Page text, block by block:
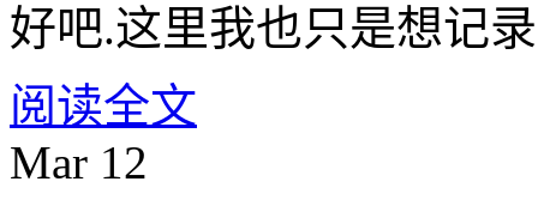
好吧.这里我也只是想记
阅读全文
Mar 12